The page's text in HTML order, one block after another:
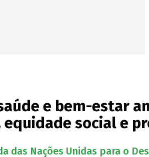
e bem-estar
equidade social e
das Nações Unidas para o